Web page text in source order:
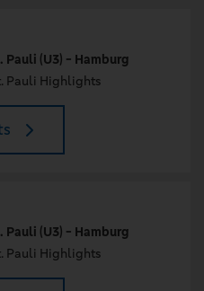
Pauli (U3) - Hamburg
Pauli Highlights
Pauli (U3) - Hamburg
Pauli Highlights